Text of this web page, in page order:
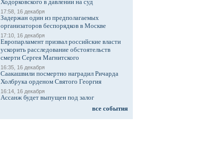
Ходорковского в давлении на суд
17:58, 16 декабря
Задержан один из предполагаемых
организаторов беспорядков в Москве
17:10, 16 декабря
Европарламент призвал российские власти
ускорить расследование обстоятельств
смерти Сергея Магнитского
16:35, 16 декабря
Саакашвили посмертно наградил Ричарда
Холбрука орденом Святого Георгия
16:14, 16 декабря
Ассанж будет выпущен под залог
все события